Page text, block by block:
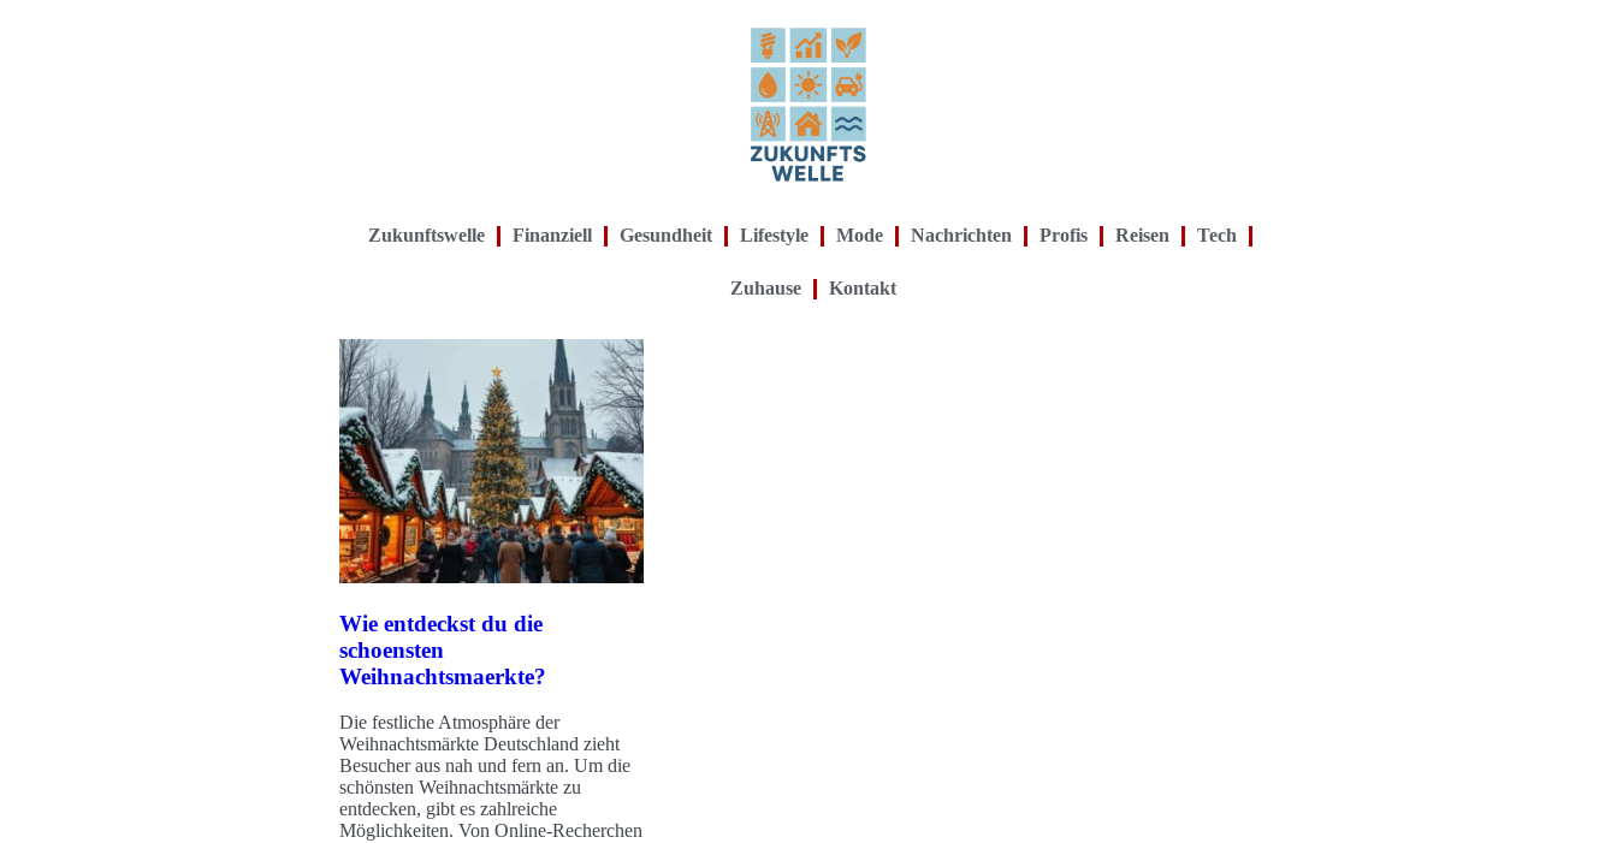
Zukunftswelle Finanziell Gesundheit Lifestyle Mode Nachrichten Profis Reisen Tech
Zuhause Kontakt
Wie entdeckst du die
schoensten
Weihnachtsmaerkte?
Die festliche Atmosphäre der
Weihnachtsmärkte Deutschland zieht
Besucher aus nah und fern an. Um die
schönsten Weihnachtsmärkte zu
entdecken, gibt es zahlreiche
Möglichkeiten. Von Online-Recherchen